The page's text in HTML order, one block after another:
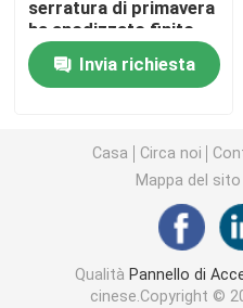
Pannello del PVC Access
Metallo che timbra le parti
Morsetto dell'anello di
Canale d'acciaio
filo di acciaio
serratura di primavera
ha anodizzato finito
Invia richiesta
Casa Circa noi
Mappa del sito
Qualità Pannello di
cinese.Copyright ©